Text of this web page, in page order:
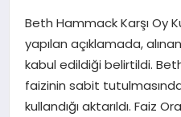
EKONOMI
TEKNOLOJI
Beth Hammack Karşı Oy
yapılan açıklamada, alınan
kabul edildiği belirtildi.
faizinin sabit
kullandığı aktarıldı. Faiz